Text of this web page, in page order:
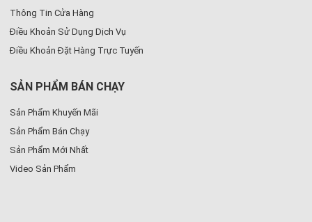
Thông Tin Cửa Hàng
Điều Khoản Sử Dụng Dịch Vụ
Điều Khoản Đặt Hàng Trực Tuyến
SẢN PHẨM BÁN CHẠY
Sản Phẩm Khuyến Mãi
Sản Phẩm Bán Chạy
Sản Phẩm Mới Nhất
Video Sản Phẩm